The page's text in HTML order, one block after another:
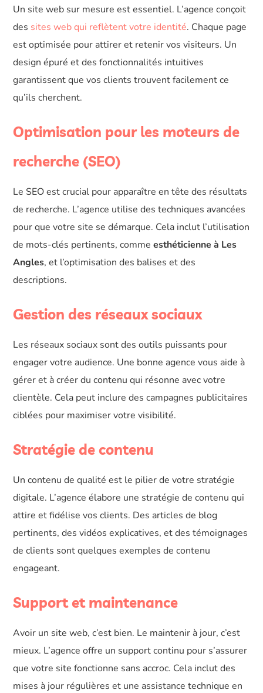
Un site web sur mesure est essentiel. L’agence conçoit
des sites web qui reflètent votre identité. Chaque page
est optimisée pour attirer et retenir vos visiteurs. Un
design épuré et des fonctionnalités intuitives
garantissent que vos clients trouvent facilement ce
qu’ils cherchent.
Optimisation pour les moteurs de
recherche (SEO)
Le SEO est crucial pour apparaître en tête des résultats
de recherche. L’agence utilise des techniques avancées
pour que votre site se démarque. Cela inclut l’utilisation
de mots-clés pertinents, commeesthéticienne à Les
Angles, et l’optimisation des balises et des
descriptions.
Gestion des réseaux sociaux
Les réseaux sociaux sont des outils puissants pour
engager votre audience. Une bonne agence vous aide à
gérer et à créer du contenu qui résonne avec votre
clientèle. Cela peut inclure des campagnes publicitaires
ciblées pour maximiser votre visibilité.
Stratégie de contenu
Un contenu de qualité est le pilier de votre stratégie
digitale. L’agence élabore une stratégie de contenu qui
attire et fidélise vos clients. Des articles de blog
pertinents, des vidéos explicatives, et des témoignages
de clients sont quelques exemples de contenu
engageant.
Support et maintenance
Avoir un site web, c’est bien. Le maintenir à jour, c’est
mieux. L’agence offre un support continu pour s’assurer
que votre site fonctionne sans accroc. Cela inclut des
mises à jour régulières et une assistance technique en